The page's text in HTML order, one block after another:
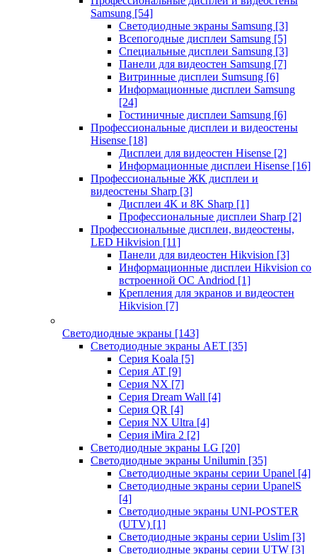
Samsung [54]
Светодиодные экраны Samsung [3]
Всепогодные дисплеи Samsung [5]
Специальные дисплеи Samsung [3]
Панели для видеостен Samsung [7]
Витринные дисплеи Sumsung [6]
Информационные дисплеи Samsung
[24]
Гостиничные дисплеи Samsung [6]
Профессиональные дисплеи и видеостены
Hisense [18]
Дисплеи для видеостен Hisense [2]
Информационные дисплеи Hisense [16]
Профессиональные ЖК дисплеи и
видеостены Sharp [3]
Дисплеи 4K и 8K Sharp [1]
Профессиональные дисплеи Sharp [2]
Профессиональные дисплеи, видеостены,
LED Hikvision [11]
Панели для видеостен Hikvision [3]
Информационные дисплеи Hikvision со
встроенной ОС Andriod [1]
Крепления для экранов и видеостен
Hikvision [7]
Светодиодные экраны [143]
Светодиодные экраны AET [35]
Cерия Koala [5]
Серия AT [9]
Серия NX [7]
Серия Dream Wall [4]
Серия QR [4]
Серия NX Ultra [4]
Серия iMira 2 [2]
Светодиодные экраны LG [20]
Светодиодные экраны Unilumin [35]
Светодиодные экраны серии Upanel [4]
Светодиодные экраны серии UpanelS
[4]
Светодиодные экраны UNI-POSTER
(UTV) [1]
Светодиодные экраны серии Uslim [3]
Светодиодные экраны серии UTW [3]